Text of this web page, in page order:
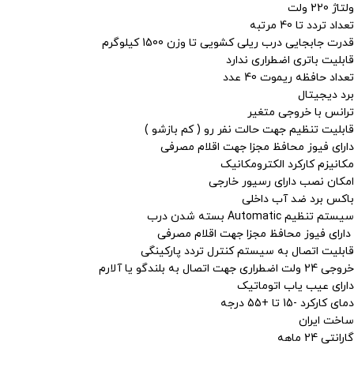
ولتاژ 220 ولت
تعداد تردد تا 40 مرتبه
قدرت جابجایی درب ریلی کشویی تا وزن 1500 کیلوگرم
قابلیت باتری اضطراری ندارد
تعداد حافظه ریموت 40 عدد
برد دیجیتال
ترانس با خروجی متغیر
قابلیت تنظیم جهت حالت نفر رو ( کم بازشو )
دارای فیوز محافظ مجزا جهت اقلام مصرفی
مکانیزم کارکرد الکترومکانیک
امکان نصب دارای رسیور خارجی
باکس برد ضد آب داخلی
سیستم تنظیم Automatic بسته شدن درب
دارای فیوز محافظ مجزا جهت اقلام مصرفی
قابلیت اتصال به سیستم کنترل تردد پارکینگی
خروجی 24 ولت اضطراری جهت اتصال به بلندگو یا آلارم
دارای عیب یاب اتوماتیک
دمای کارکرد -15 تا +55 درجه
ساخت ایران
گارانتی 24 ماهه